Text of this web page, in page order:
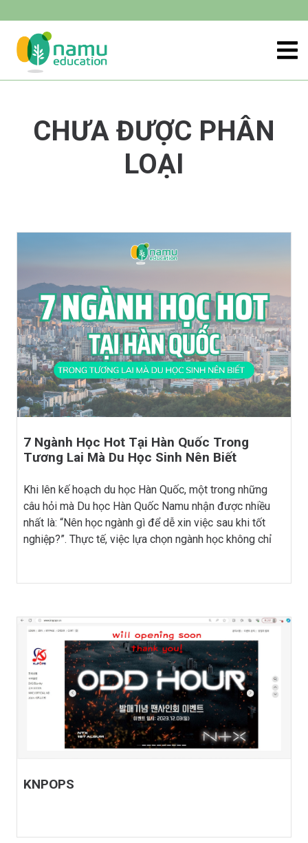
CHƯA ĐƯỢC PHÂN
LOẠI
7 Ngành Học Hot Tại Hàn Quốc Trong
Tương Lai Mà Du Học Sinh Nên Biết
Khi lên kế hoạch du học Hàn Quốc, một trong những
câu hỏi mà Du học Hàn Quốc Namu nhận được nhiều
nhất là: “Nên học ngành gì để dễ xin việc sau khi tốt
nghiệp?”. Thực tế, việc lựa chọn ngành học không chỉ
KNPOPS